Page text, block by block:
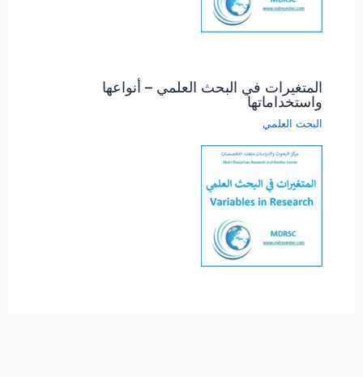
المتغيرات في البحث العلمي – أنواعها
واستخداماتها
البحث العلمي